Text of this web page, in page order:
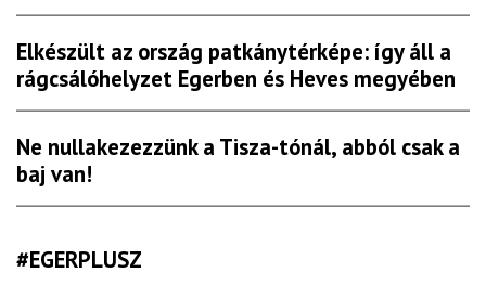
Elkészült az ország patkánytérképe: így áll a
rágcsálóhelyzet Egerben és Heves megyében
Ne nullakezezzünk a Tisza-tónál, abból csak a
baj van!
#EGERPLUSZ